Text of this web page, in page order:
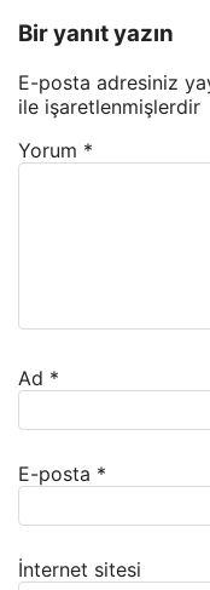
Bir yanıt yazın
E-posta adresiniz
ile işaretlenmişlerdir
Yorum *
Ad *
E-posta *
İnternet sitesi